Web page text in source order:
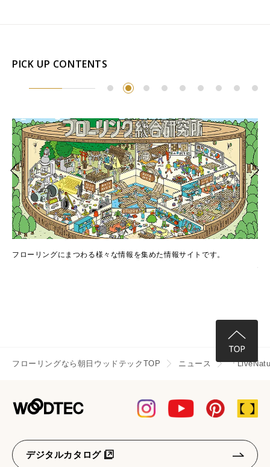
PICK UP CONTENTS
フローリングにまつわる様々な情報を集めた情報サイトです。
フローリングなら朝日ウッドテックTOP ニュース 「
デジタルカタログ